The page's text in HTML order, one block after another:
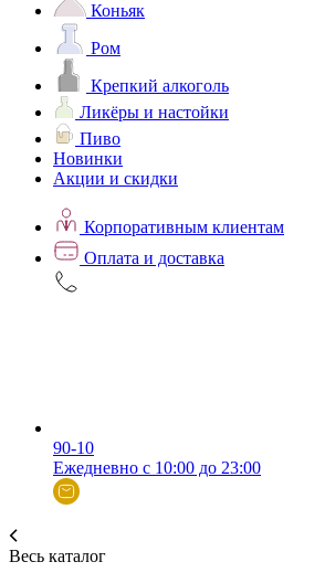
Коньяк
Ром
Крепкий алкоголь
Ликёры и настойки
Пиво
Новинки
Акции и скидки
Корпоративным клиентам
Оплата и доставка
90-10
Ежедневно с 10:00 до 23:00
Весь каталог